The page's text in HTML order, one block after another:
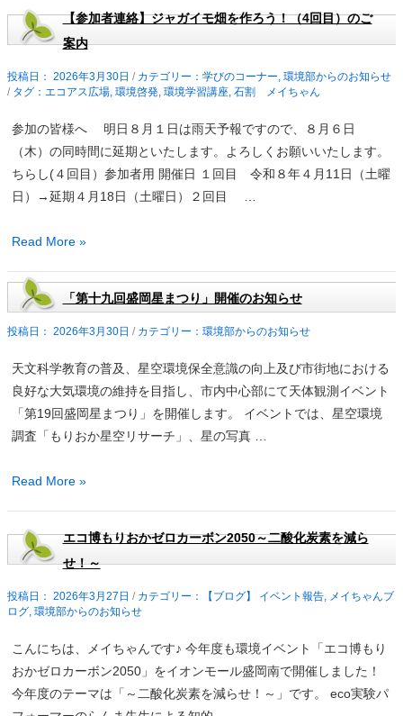
催】
バ
で
行
ィ
ン
ー
ク
見
学
【参加者連絡】ジャガイモ畑を作ろう！（4回目）のご
案内
2026年3月30日 / 学びのコーナー, 環境部からのお知らせ
/
エコアス広場, 環境啓発, 環境学習講座, 石割 メイちゃん
参加の皆様へ 明日８月１日は雨天予報ですので、８月６日
（木）の同時間に延期といたします。よろしくお願いいたします。
ちらし(４回目）参加者用 開催日 １回目 令和８年４月11日（土曜
日）→延期４月18日（土曜日）２回目 …
【参
者
連
絡】
ャ
ガ
モ
を
作
ろ
う！
回
の
ご
案
Read More »
「第十九回盛岡星まつり」開催のお知らせ
2026年3月30日 / 環境部からのお知らせ
天文科学教育の普及、星空環境保全意識の向上及び市街地における
良好な大気環境の維持を目指し、市内中心部にて天体観測イベント
「第19回盛岡星まつり」を開催します。 イベントでは、星空環境
調査「もりおか星空リサーチ」、星の写真 …
「第
岡
星
Read More »
エコ博もりおかゼロカーボン2050～二酸化炭素を減ら
せ！～
2026年3月27日 / 【ブログ】 イベント報告, メイちゃんブ
ログ, 環境部からのお知らせ
こんにちは、メイちゃんです♪ 今年度も環境イベント「エコ博もり
おかゼロカーボン2050」をイオンモール盛岡南で開催しました！
今年度のテーマは「～二酸化炭素を減らせ！～」です。 eco実験パ